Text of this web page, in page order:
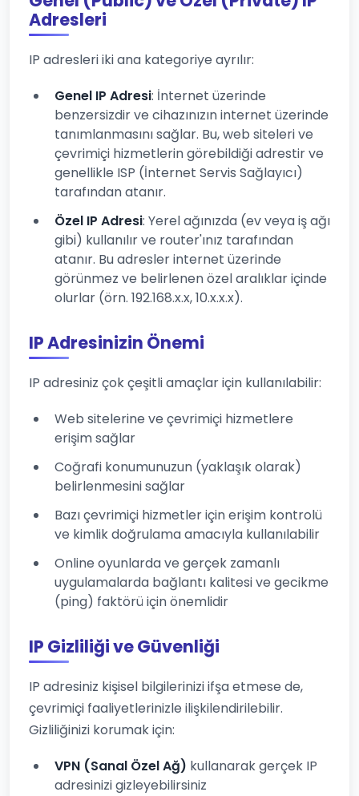
Adresleri
IP adresleri iki ana kategoriye ayrılır:
Genel IP Adresi: İnternet üzerinde
benzersizdir ve cihazınızın internet üzerinde
tanımlanmasını sağlar. Bu, web siteleri ve
çevrimiçi hizmetlerin görebildiği adrestir ve
genellikle ISP (İnternet Servis Sağlayıcı)
tarafından atanır.
Özel IP Adresi: Yerel ağınızda (ev veya iş ağı
gibi) kullanılır ve router'ınız tarafından
atanır. Bu adresler internet üzerinde
görünmez ve belirlenen özel aralıklar içinde
olurlar (örn. 192.168.x.x, 10.x.x.x).
IP Adresinizin Önemi
IP adresiniz çok çeşitli amaçlar için kullanılabilir:
Web sitelerine ve çevrimiçi hizmetlere
erişim sağlar
Coğrafi konumunuzun (yaklaşık olarak)
belirlenmesini sağlar
Bazı çevrimiçi hizmetler için erişim kontrolü
ve kimlik doğrulama amacıyla kullanılabilir
Online oyunlarda ve gerçek zamanlı
uygulamalarda bağlantı kalitesi ve gecikme
(ping) faktörü için önemlidir
IP Gizliliği ve Güvenliği
IP adresiniz kişisel bilgilerinizi ifşa etmese de,
çevrimiçi faaliyetlerinizle ilişkilendirilebilir.
Gizliliğinizi korumak için:
VPN (Sanal Özel Ağ) kullanarak gerçek IP
adresinizi gizleyebilirsiniz